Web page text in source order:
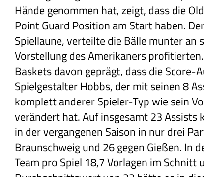
Hände genommen hat, zeigt, dass die
Point Guard Position am Start haben.
Spiellaune, verteilte die Bälle munter an
Vorstellung des Amerikaners
Baskets davon geprägt, dass die
Spielgestalter Hobbs, der mit seinen 8
komplett anderer Spieler-Typ wie sein
verändert hat. Auf insgesamt 23 Assists
in der vergangenen Saison in nur drei
Braunschweig und 26 gegen Gießen. In
Team pro Spiel 18,7 Vorlagen im